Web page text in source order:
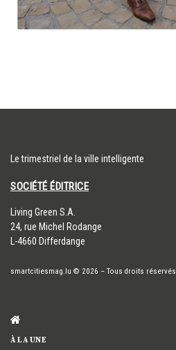
Le trimestriel de la ville intelligente
SOCIÉTÉ ÉDITRICE
​Living Green S.A.
24, rue Michel Rodange
L-4660 Differdange
smartcitiesmag.lu © 2026 – Tous droits réservés
À LA UNE